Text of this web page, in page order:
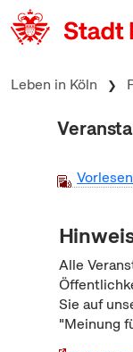
zum Inhalt springen
Leben in Köln
Alle
Sie auf
"Meinung